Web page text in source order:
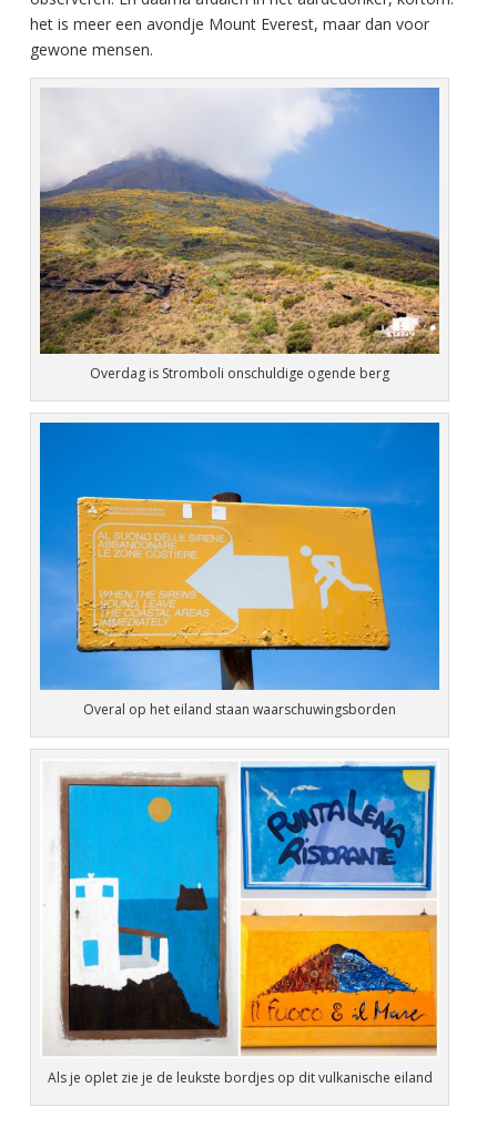
het is meer een avondje Mount Everest, maar dan voor
gewone mensen.
Overdag is Stromboli onschuldige ogende berg
Overal op het eiland staan waarschuwingsborden
Als je oplet zie je de leukste bordjes op dit vulkanische eiland